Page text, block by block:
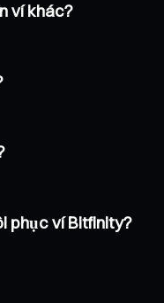
ví khác?
phục ví Bitfinity?